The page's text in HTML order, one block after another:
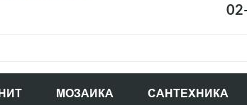
МОЗАИКА САНТЕХНИКА